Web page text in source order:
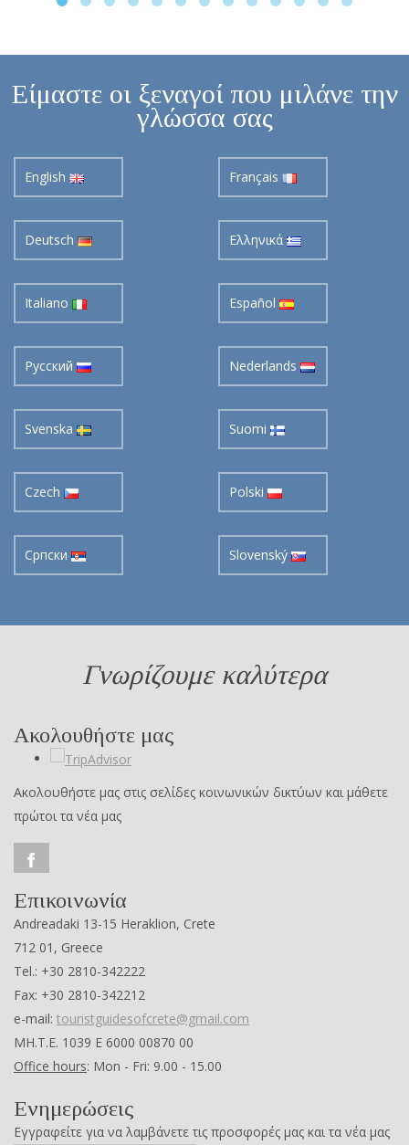
Είμαστε οι ξεναγοί που μιλάνε την
γλώσσα σας
English Français
Deutsch Ελληνικά
Italiano Español
Pусский Nederlands
Svenska Suomi
Czech Polski
Cрпски Slovenský
Γνωρίζουμε καλύτερα
Ακολουθήστε μας
Ακολουθήστε μας στις σελίδες κοινωνικών δικτύων και μάθετε
πρώτοι τα νέα μας
Επικοινωνία
Andreadaki 13-15 Heraklion, Crete
712 01, Greece
Tel.: +30 2810-342222
Fax: +30 2810-342212
e-mail: touristguidesofcrete@gmail.com
ΜΗ.Τ.Ε. 1039 Ε 6000 00870 00
Office hours: Mon - Fri: 9.00 - 15.00
Ενημερώσεις
Εγγραφείτε για να λαμβάνετε τις προσφορές μας και τα νέα μας